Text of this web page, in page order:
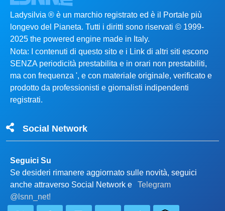
Ladysilvia ® è un marchio registrato ed è il Portale più
longevo del Pianeta. Tutti i diritti sono riservati © 1999-
2025 the powered engine made in Italy.
Nota: I contenuti di questo sito e i Link di altri siti escono
SENZA periodicità prestabilita e in orari non prestabiliti,
ma con frequenza ', e con materiale originale, verificato e
prodotto da professionisti e giornalisti indipendenti
registrati.
Social Network
Seguici Su
Se desideri rimanere aggiornato sulle novità, seguici
anche attraverso Social Network e
Telegram
@lsnn_net!